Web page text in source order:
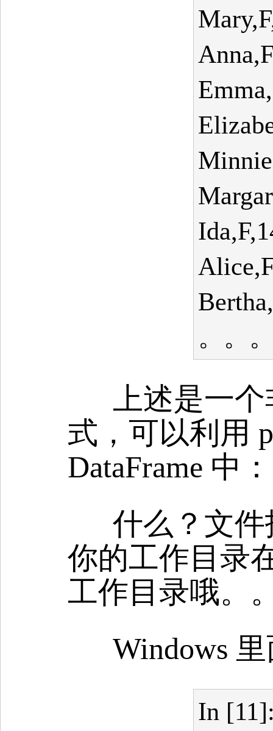
。。
上述是一
式，可以利用
DataFrame 中：
什么？文
你的工作目录
工作目录哦。
Windows
In